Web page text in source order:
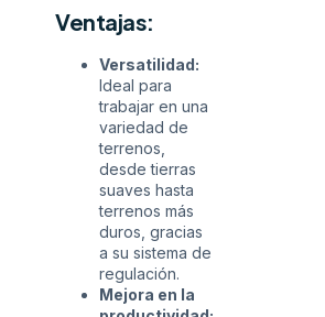
Ventajas:
Versatilidad:
Ideal para
trabajar en una
variedad de
terrenos,
desde tierras
suaves hasta
terrenos más
duros, gracias
a su sistema de
regulación.
Mejora en la